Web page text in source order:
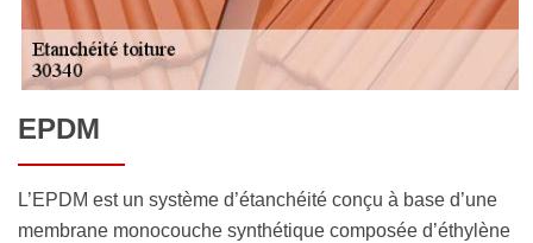
EPDM
L’EPDM est un système d’étanchéité conçu à base d’une
membrane monocouche synthétique composée d’éthylène